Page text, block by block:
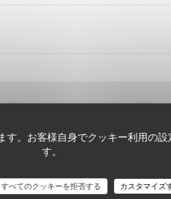
す。お客様自身でクッキー利用の設
す。
すべてのクッキーを拒否する カスタマイズ